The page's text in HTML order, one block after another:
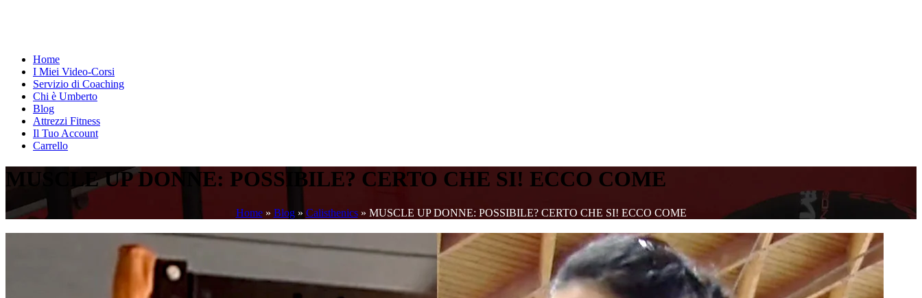
Home
I Miei Video-Corsi
Servizio di Coaching
Chi è Umberto
Blog
Attrezzi Fitness
Il Tuo Account
Carrello
MUSCLE UP DONNE: POSSIBILE? CERTO CHE SI! ECCO COME
Home» Blog» Calisthenics» MUSCLE UP DONNE: POSSIBILE? CERTO CHE SI! ECCO COME